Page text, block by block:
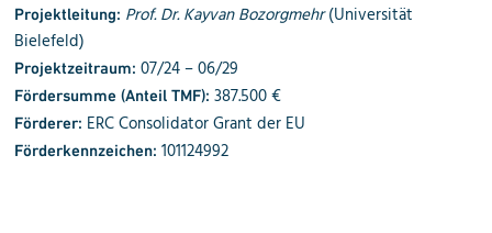
Projektleitung: Prof. Dr. Kayvan Bozorgmehr(Universität
Bielefeld)
Projektzeitraum: 07/24 – 06/29
Fördersumme (Anteil TMF): 387.500 €
Förderer: ERC Consolidator Grant der EU
Förderkennzeichen:101124992